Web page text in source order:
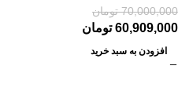
70,000,000 تومان
60,909,000 تومان
افزودن به سبد خرید